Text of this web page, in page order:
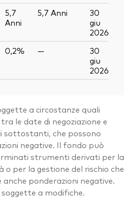
5,7
Anni
5,7 Anni
30
giu
2026
0,2% —
30
giu
2026
a circostanze quali
le date di negoziazione e
sottostanti, che possono
negative. Il fondo può
strumenti derivati per la
o per la gestione del rischio che
ponderazioni negative.
soggette a modifiche.